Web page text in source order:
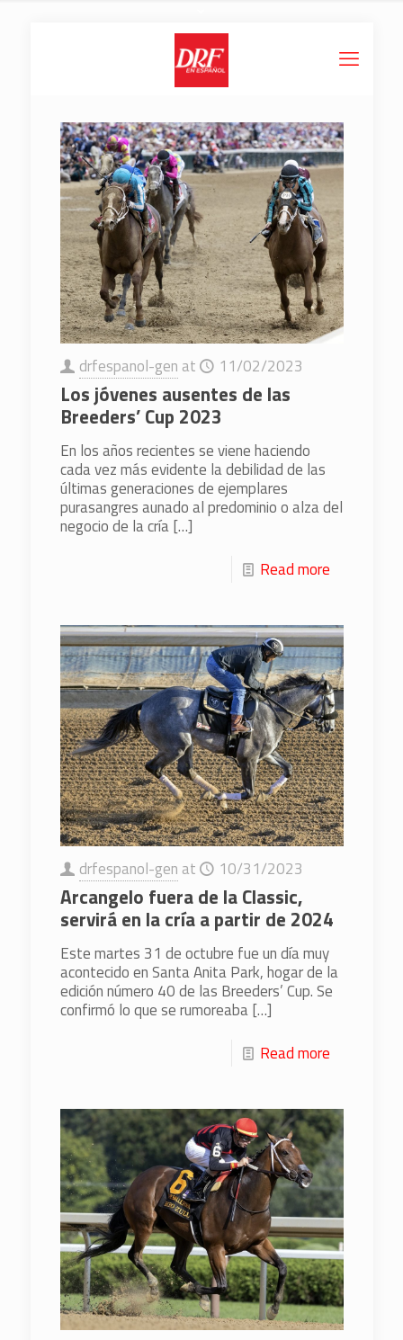
drfespanol-gen at 11/02/2023
Los jóvenes ausentes de las
Breeders’ Cup 2023
En los años recientes se viene haciendo
cada vez más evidente la debilidad de las
últimas generaciones de ejemplares
purasangres aunado al predominio o alza del
negocio de la cría[…]
Read more
drfespanol-gen at 10/31/2023
Arcangelo fuera de la Classic,
servirá en la cría a partir de 2024
Este martes 31 de octubre fue un día muy
acontecido en Santa Anita Park, hogar de la
edición número 40 de las Breeders’ Cup. Se
confirmó lo que se rumoreaba[…]
Read more